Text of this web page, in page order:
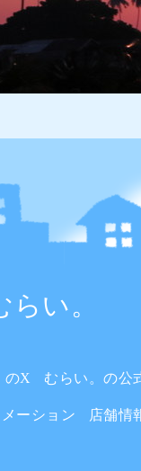
い。
のX むらい。の公
ーション 店舗情